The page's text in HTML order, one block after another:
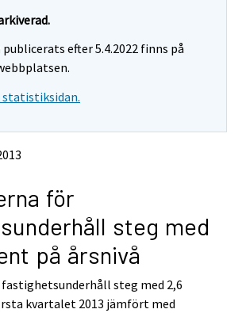
efter 5.4.2022 finns på
statistiksidan.
för
steg med
på årsnivå
steg med 2,6
kvartalet 2013 jämfört med